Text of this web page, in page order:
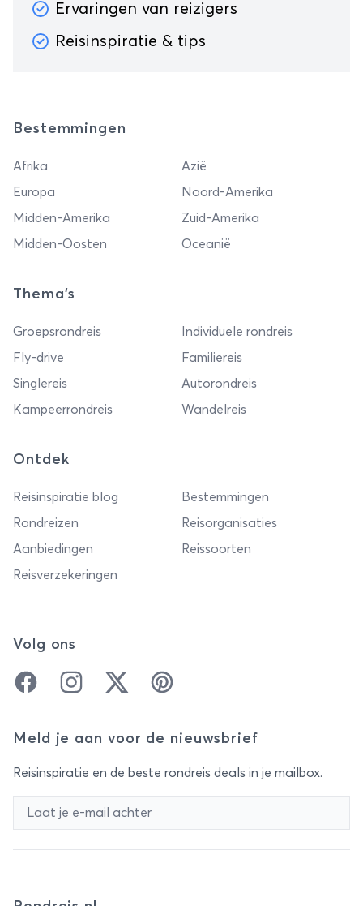
Ervaringen van reizigers
Reisinspiratie & tips
Bestemmingen
Afrika
Azië
Europa
Noord-Amerika
Midden-Amerika
Zuid-Amerika
Midden-Oosten
Oceanië
Thema's
Groepsrondreis
Individuele rondreis
Fly-drive
Familiereis
Singlereis
Autorondreis
Kampeerrondreis
Wandelreis
Ontdek
Reisinspiratie blog
Bestemmingen
Rondreizen
Reisorganisaties
Aanbiedingen
Reissoorten
Reisverzekeringen
Volg ons
FacebookInstagramTwitter Pinterest
Meld je aan voor de nieuwsbrief
Reisinspiratie en de beste rondreis deals in je mailbox.